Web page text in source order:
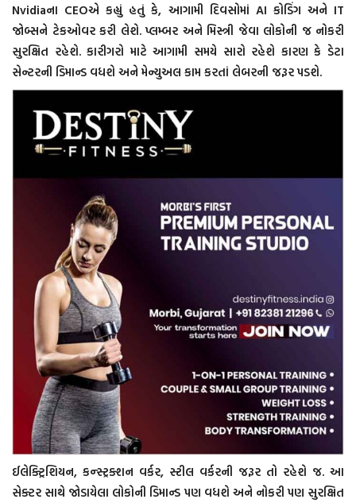
Nvidiaના CEOએ કહ્યું હતું કે, આગામી દિવસોમાં AI કોડિંગ અને IT
જોબ્સને ટેકઓવર કરી લેશે. પ્લમ્બર અને મિસ્ત્રી જેવા લોકોની જ નોકરી
સુરક્ષિત રહેશે. કારીગરો માટે આગામી સમયે સારો રહેશે કારણ કે ડેટા
સેન્ટરની ડિમાન્ડ વધશે અને મેન્યુઅલ કામ કરતાં લેબરની જરૂર પડશે.
ઈલેક્ટ્રિશિયન, કન્સ્ટ્રક્શન વર્કર, સ્ટીલ વર્કરની જરૂર તો રહેશે જ. આ
સેક્ટર સાથે જોડાયેલા લોકોની ડિમાન્ડ પણ વધશે અને નોકરી પણ સુરક્ષિત